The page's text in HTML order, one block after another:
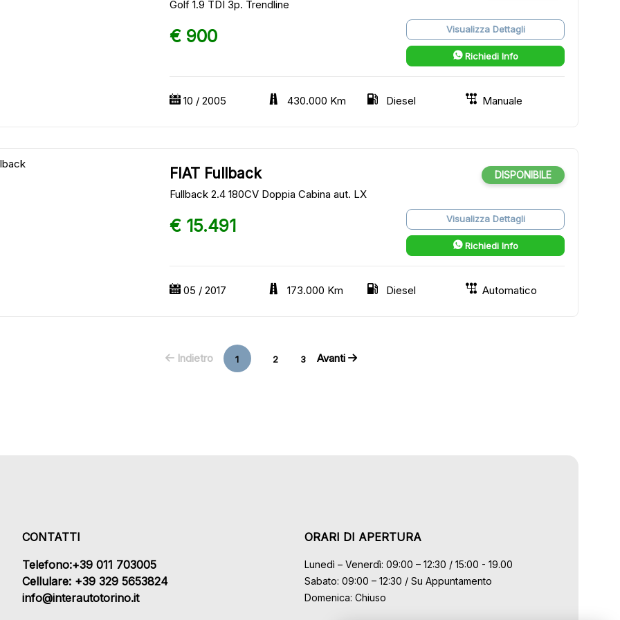
Golf 1.9 TDI 3p. Trendline
€ 900 Visualizza Dettagli
Richiedi Info
10 / 2005 430.000 Km Diesel Manuale
FIAT Fullback
Fullback 2.4 180CV Doppia Cabina aut. LX
DISPONIBILE
€ 15.491 Visualizza Dettagli
Richiedi Info
05 / 2017 173.000 Km Diesel Automatico
Indietro 1 2 3 Avanti
CONTATTI
Telefono:+39 011 703005
Cellulare: +39 329 5653824
info@interautotorino.it
ORARI DI APERTURA
Lunedì – Venerdì: 09:00 – 12:30 / 15:00 - 19.00
Sabato: 09:00 – 12:30 / Su Appuntamento
Domenica: Chiuso